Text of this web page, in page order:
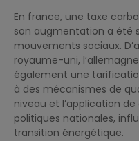
En france, une taxe
son augmentation a été
mouvements sociaux.
royaume-uni,
également une
à des mécanismes de
niveau et l’application
politiques nationales,
transition énergétique.